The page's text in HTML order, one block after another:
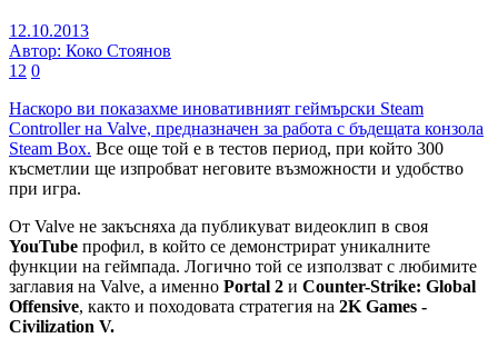
12.10.2013
Автор: Коко Стоянов
12 0
Наскоро ви показахме иновативният геймърски Steam
Controller на Valve, предназначен за работа с бъдещата конзола
Steam Box. Все още той е в тестов период, при който 300
късметлии ще изпробват неговите възможности и удобство
при игра.
От Valve не закъсняха да публикуват видеоклип в своя
YouTube профил, в който се демонстрират уникалните
функции на геймпада. Логично той се използват с любимите
заглавия на Valve, а именно Portal 2 и Counter-Strike: Global
Offensive, както и походовата стратегия на 2K Games -
Civilization V.